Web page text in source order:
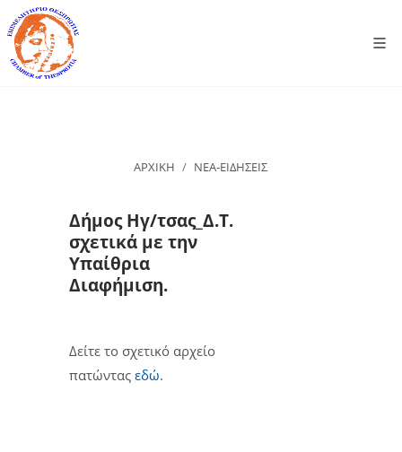
ΑΡΧΙΚΗ ΝΕΑ-ΕΙΔΗΣΕΙΣ
Δήμος Ηγ/τσας_Δ.Τ.
σχετικά με την
Υπαίθρια
Διαφήμιση.
Δείτε το σχετικό αρχείο
πατώντας εδώ.